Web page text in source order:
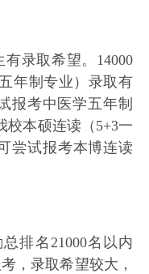
录取希望。14000
年制专业）录取有
报考中医学五年制
校本硕连读（5+3一
尝试报考本博连读
排名21000名以内
，录取希望较大，